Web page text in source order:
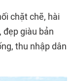
chặt chẽ, hài
đẹp giàu bản
thu nhập dân